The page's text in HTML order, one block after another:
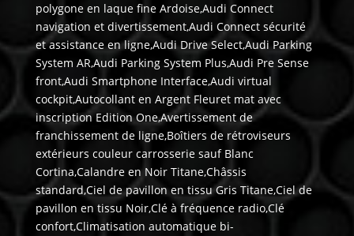
polygone en laque fine Ardoise,Audi Connect
navigation et divertissement,Audi Connect sécurité
et assistance en ligne,Audi Drive Select,Audi Parking
System AR,Audi Parking System Plus,Audi Pre Sense
front,Audi Smartphone Interface,Audi virtual
cockpit,Autocollant en Argent Fleuret mat avec
inscription Edition One,Avertissement de
franchissement de ligne,Boîtiers de rétroviseurs
extérieurs couleur carrosserie sauf Blanc
Cortina,Calandre en Noir Titane,Châssis
standard,Ciel de pavillon en tissu Gris Titane,Ciel de
pavillon en tissu Noir,Clé à fréquence radio,Clé
confort,Climatisation automatique bi-